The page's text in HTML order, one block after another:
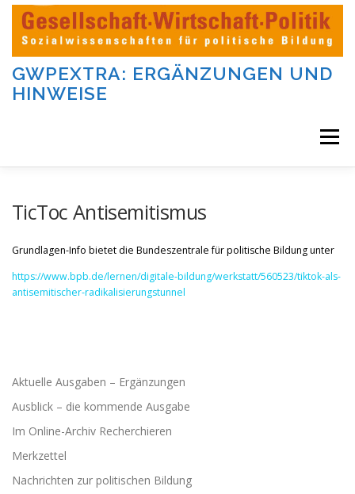
Zum
Inhalt
springen
GWPEXTRA: ERGÄNZUNGEN UND
HINWEISE
Menü
DIE AUFGABEN UND KATEGORIEN DIESER SEITE
TicToc Antisemitismus
Grundlagen-Info bietet die Bundeszentrale für politische Bildung unter
https://www.bpb.de/lernen/digitale-bildung/werkstatt/560523/tiktok-als-
antisemitischer-radikalisierungstunnel
Aktuelle Ausgaben – Ergänzungen
Ausblick – die kommende Ausgabe
Im Online-Archiv Recherchieren
Merkzettel
Nachrichten zur politischen Bildung